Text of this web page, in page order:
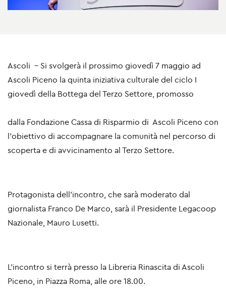
Ascoli – Si svolgerà il prossimo giovedì 7 maggio ad
Ascoli Piceno la quinta iniziativa culturale del ciclo I
giovedì della Bottega del Terzo Settore, promosso
dalla Fondazione Cassa di Risparmio di Ascoli Piceno con
l’obiettivo di accompagnare la comunità nel percorso di
scoperta e di avvicinamento al Terzo Settore.
Protagonista dell’incontro, che sarà moderato dal
giornalista Franco De Marco, sarà il Presidente Legacoop
Nazionale, Mauro Lusetti.
L’incontro si terrà presso la Libreria Rinascita di Ascoli
Piceno, in Piazza Roma, alle ore 18.00.